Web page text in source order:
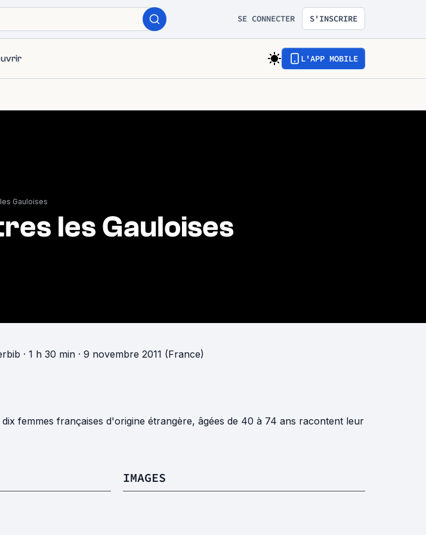
SE CONNECTER S'INSCRIRE
L'APP MOBILE
Gauloises
les Gauloises
· 1 h 30 min · 9 novembre 2011 (France)
femmes françaises d'origine étrangère, âgées de 40 à 74 ans racontent leur
IMAGES